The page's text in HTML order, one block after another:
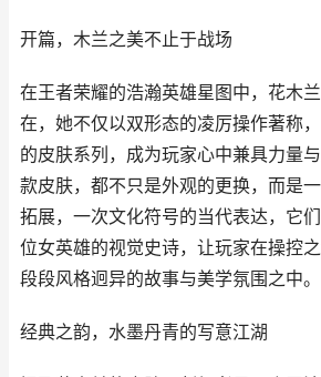
开篇，木兰之美不止于战场
在王者荣耀的浩瀚英雄星图中，花木
在，她不仅以双形态的凌厉操作著称
的皮肤系列，成为玩家心中兼具力量
款皮肤，都不只是外观的更换，而是
拓展，一次文化符号的当代表达，它
位女英雄的视觉史诗，让玩家在操控
段段风格迥异的故事与美学氛围之中。
经典之韵，水墨丹青的写意江湖